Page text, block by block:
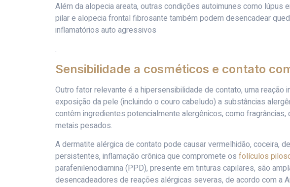
Além da alopecia areata, outras condições autoimunes como lúpus
pilar e alopecia frontal fibrosante também podem desencadear
inflamatórios auto agressivos
.
Sensibilidade a cosméticos e contato
Outro fator relevante é a hipersensibilidade de contato, uma reação
exposição da pele (incluindo o couro cabeludo) a substâncias
contêm ingredientes potencialmente alergênicos, como
metais pesados.
A dermatite alérgica de contato pode causar vermelhidão, coceira,
persistentes, inflamação crônica que compromete os folículos
parafenilenodiamina (PPD), presente em tinturas capilares, são
desencadeadores de reações alérgicas severas, de acordo com a